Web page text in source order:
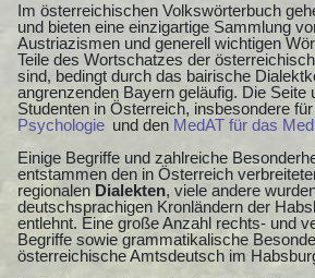
Im österreichischen Volkswörterbuch
und bieten eine einzigartige Sammlung
Austriazismen und generell wichtigen
Teile des Wortschatzes der
sind, bedingt durch das bairische
angrenzenden Bayern geläufig. Die Seite
Studenten in Österreich, insbesondere
Psychologie und den MedAT für das
Einige Begriffe und zahlreiche
entstammen den in Österreich
regionalen Dialekten, viele andere
deutschsprachigen Kronländern der
entlehnt. Eine große Anzahl rechts- und
Begriffe sowie grammatikalische
österreichische Amtsdeutsch im